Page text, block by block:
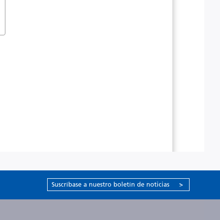
Suscríbase a nuestro boletín de noticias >